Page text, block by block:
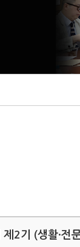
2기 (생활·전